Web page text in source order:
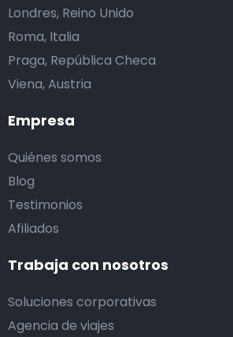
Empresa
Quiénes somos
Blog
Testimonios
Afiliados
Trabaja con nosotros
Soluciones corporativas
Agencia de viajes
Londres, Reino Unido
Roma, Italia
Praga, República Checa
Viena, Austria